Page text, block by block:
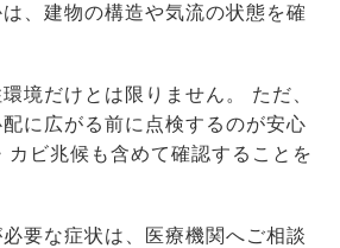
、建物の構造や気流の状態を確
境だけとは限りません。 ただ、
に広がる前に点検するのが安心
カビ兆候も含めて確認することを
要な症状は、医療機関へご相談